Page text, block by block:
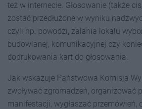
też w internecie. Głosowanie (także
zostać przedłużone w wyniku
czyli np. powodzi, zalania lokalu
budowlanej, komunikacyjnej czy
dodrukowania kart do głosowania.
Jak wskazuje Państwowa Komisja
zwoływać zgromadzeń, organizować
manifestacji, wygłaszać przemówień,